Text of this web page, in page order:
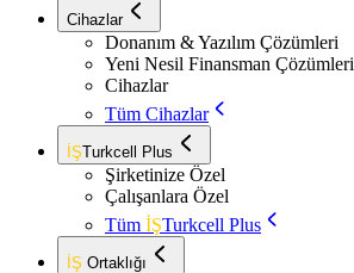
Cihazlar
Donanım & Yazılım Çözümleri
Yeni Nesil Finansman Çözümleri
Cihazlar
Tüm Cihazlar
İŞTurkcell Plus
Şirketinize Özel
Çalışanlara Özel
Tüm İŞTurkcell Plus
İŞ Ortaklığı